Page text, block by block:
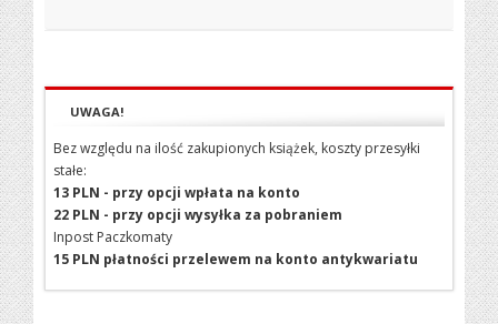
UWAGA!
Bez względu na ilość zakupionych książek, koszty przesyłki
stałe:
13 PLN - przy opcji wpłata na konto
22 PLN - przy opcji wysyłka za pobraniem
Inpost Paczkomaty
15 PLN płatności przelewem na konto antykwariatu